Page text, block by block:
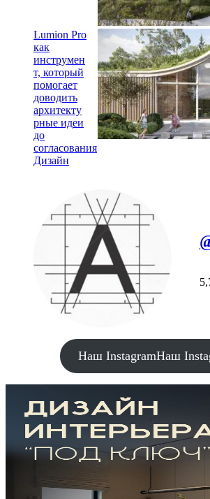
Lumion Pro
как
инструмен
т, который
помогает
доводить
архитекту
рные идеи
до
согласования
Дизайн
Наш InstagramНаш